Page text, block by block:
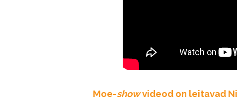
Moe-showvideod on leitavad